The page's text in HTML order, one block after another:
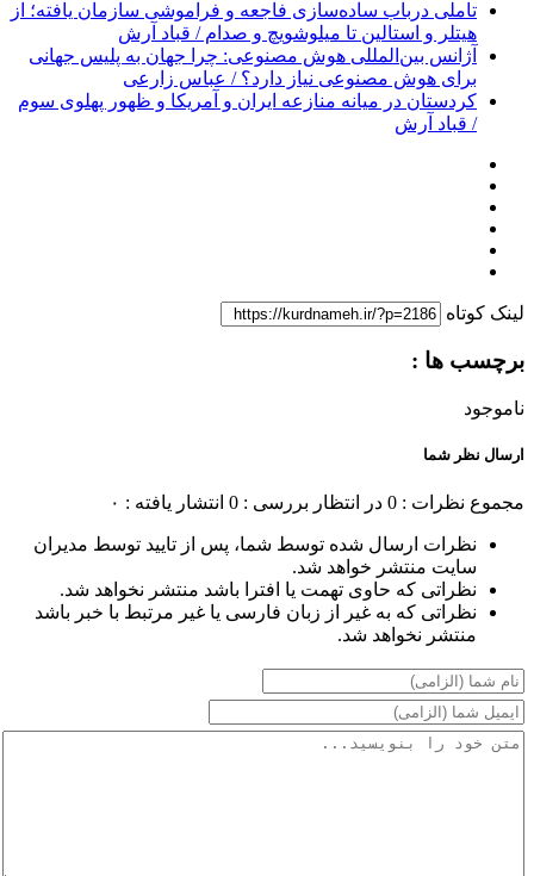
تاملی درباب سادەسازی فاجعە و فراموشی سازمان یافتە؛ از
هیتلر و استالین تا میلوشویچ و صدام / قباد آرش
آژانس بین‌المللی هوش مصنوعی: چرا جهان به پلیس جهانی
برای هوش مصنوعی نیاز دارد؟ / عباس زارعی
کردستان در میانه منازعە ایران و آمریکا و ظهور پهلوی سوم
/ قباد آرش
لینک کوتاه
برچسب ها :
ناموجود
ارسال نظر شما
مجموع نظرات : 0 در انتظار بررسی : 0 انتشار یافته : ۰
نظرات ارسال شده توسط شما، پس از تایید توسط مدیران
سایت منتشر خواهد شد.
نظراتی که حاوی تهمت یا افترا باشد منتشر نخواهد شد.
نظراتی که به غیر از زبان فارسی یا غیر مرتبط با خبر باشد
منتشر نخواهد شد.